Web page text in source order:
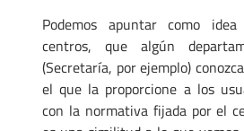
Podemos apuntar como
centros, que algún
(Secretaría, por ejemplo)
el que la proporcione a los
con la normativa fijada por el